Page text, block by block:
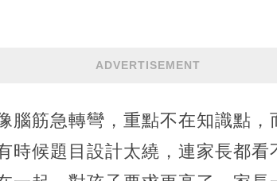
ADVERTISEMENT
腦筋急轉彎，重點不在知識點，
時候題目設計太繞，連家長都